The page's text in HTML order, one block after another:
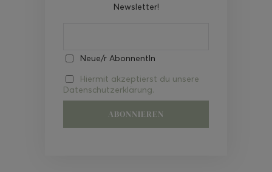
Newsletter!
Neue/r AbonnentIn
Hiermit akzeptierst du unsere
Datenschutzerklärung.